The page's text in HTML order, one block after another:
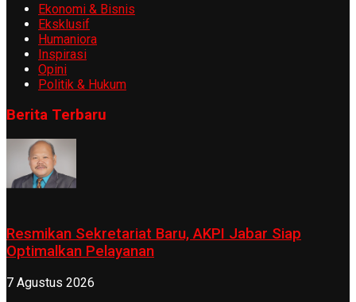
Ekonomi & Bisnis
Eksklusif
Humaniora
Inspirasi
Opini
Politik & Hukum
Berita Terbaru
Resmikan Sekretariat Baru, AKPI Jabar Siap
Optimalkan Pelayanan
7 Agustus 2026